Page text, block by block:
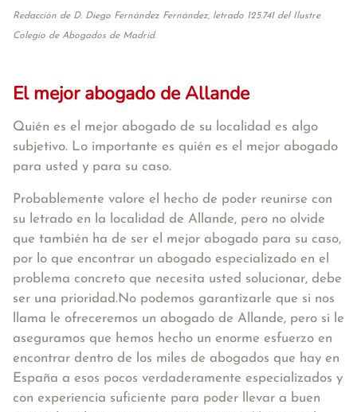
Redacción de D. Diego Fernández Fernández, letrado 125.741 del Ilustre
Colegio de Abogados de Madrid.
El mejor abogado de Allande
Quién es el mejor abogado de su localidad es algo
subjetivo. Lo importante es quién es el mejor abogado
para usted y para su caso.
Probablemente valore el hecho de poder reunirse con
su letrado en la localidad de Allande, pero no olvide
que también ha de ser el mejor abogado para su caso,
por lo que encontrar un abogado especializado en el
problema concreto que necesita usted solucionar, debe
ser una prioridad.No podemos garantizarle que si nos
llama le ofreceremos un abogado de Allande, pero si le
aseguramos que hemos hecho un enorme esfuerzo en
encontrar dentro de los miles de abogados que hay en
España a esos pocos verdaderamente especializados y
con experiencia suficiente para poder llevar a buen